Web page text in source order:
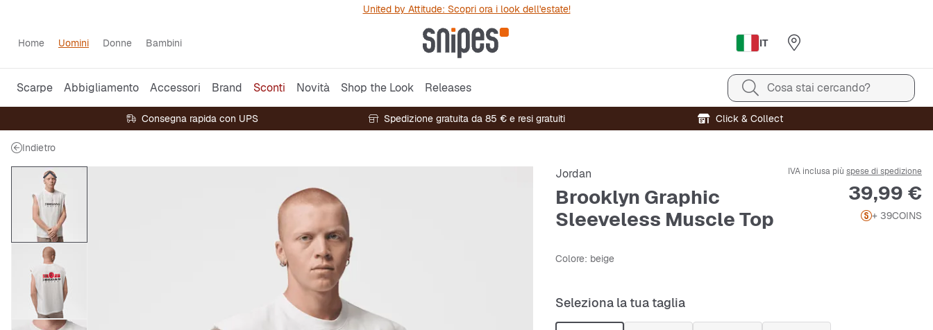
United by Attitude: Scopri ora i look dell'estate!
Home Uomini Donne Bambini IT
Scarpe Abbigliamento Accessori Brand Sconti Novità Shop the Look Releases Cosa stai cercando?
Consegna rapida con UPS Spedizione gratuita da 85 € e resi gratuiti Click & Collect
Indietro
Jordan
Brooklyn Graphic
Sleeveless Muscle Top
IVA inclusa più spese di spedizione
Prezzo
39,99 €
+ 39COINS
Colore: beige
Seleziona la tua taglia